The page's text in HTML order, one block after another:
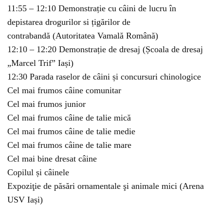
11:55 – 12:10 Demonstrație cu câini de lucru în
depistarea drogurilor si țigărilor de
contrabandă (Autoritatea Vamală Română)
12:10 – 12:20 Demonstrație de dresaj (Școala de dresaj
„Marcel Trif” Iași)
12:30 Parada raselor de câini și concursuri chinologice
Cel mai frumos câine comunitar
Cel mai frumos junior
Cel mai frumos câine de talie mică
Cel mai frumos câine de talie medie
Cel mai frumos câine de talie mare
Cel mai bine dresat câine
Copilul și câinele
Expoziţie de păsări ornamentale şi animale mici (Arena
USV Iași)